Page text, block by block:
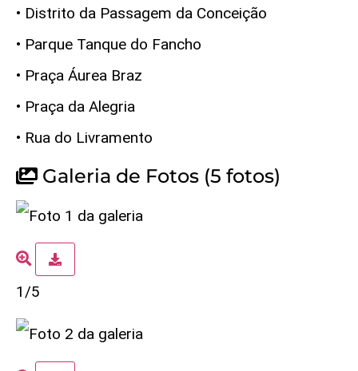
• Distrito da Passagem da Conceição
• Parque Tanque do Fancho
• Praça Áurea Braz
• Praça da Alegria
• Rua do Livramento
Galeria de Fotos (5 fotos)
1/5